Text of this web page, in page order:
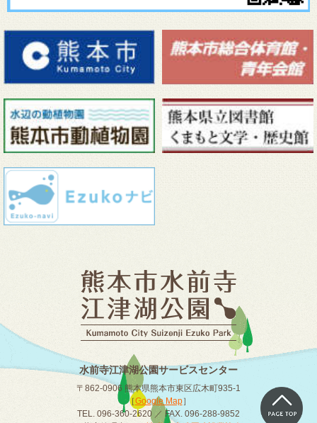
水前寺江津湖公園サービスセンター
〒862-0906 熊本県熊本市東区広木町935-1
［Google Map］
TEL. 096-360-2620 ／ FAX. 096-288-9852